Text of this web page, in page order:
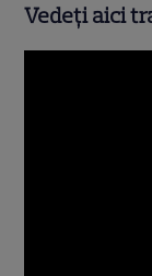
Vedeţi aici